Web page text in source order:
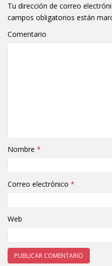
Tu dirección de correo
campos obligatorios están
Comentario
Nombre *
Correo electrónico *
Web